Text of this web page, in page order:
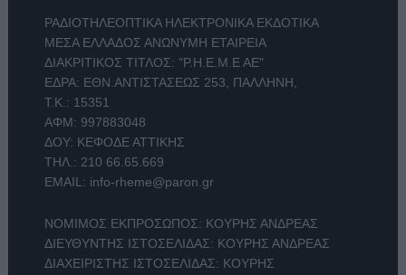
ΡΑΔΙΟΤΗΛΕΟΠΤΙΚΑ ΗΛΕΚΤΡΟΝΙΚΑ ΕΚΔΟΤΙΚΑ
ΜΕΣΑ ΕΛΛΑΔΟΣ ΑΝΩΝΥΜΗ ΕΤΑΙΡΕΙΑ
ΔΙΑΚΡΙΤΙΚΟΣ ΤΙΤΛΟΣ: "Ρ.Η.Ε.Μ.Ε ΑΕ"
ΕΔΡΑ: ΕΘΝ.ΑΝΤΙΣΤΑΣΕΩΣ 253, ΠΑΛΛΗΝΗ,
Τ.Κ.: 15351
ΑΦΜ: 997883048
ΔΟΥ: ΚΕΦΟΔΕ ΑΤΤΙΚΗΣ
ΤΗΛ.: 210 66.65.669
EMAIL: info-rheme@paron.gr
ΝΟΜΙΜΟΣ ΕΚΠΡΟΣΩΠΟΣ: ΚΟΥΡΗΣ ΑΝΔΡΕΑΣ
ΔΙΕΥΘΥΝΤΗΣ ΙΣΤΟΣΕΛΙΔΑΣ: ΚΟΥΡΗΣ ΑΝΔΡΕΑΣ
ΔΙΑΧΕΙΡΙΣΤΗΣ ΙΣΤΟΣΕΛΙΔΑΣ: ΚΟΥΡΗΣ